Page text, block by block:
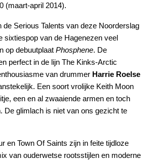
(maart-april 2014).
de Serious Talents van deze Noorderslag
sixtiespop van de Hagenezen veel
op debuutplaat Phosphene. De
perfect in de lijn The Kinks-Arctic
van drummer Harrie Roelse
Een soort vrolijke Keith Moon
een en al zwaaiende armen en toch
De glimlach is niet van ons gezicht te
en Town Of Saints zijn in feite tijdloze
van ouderwetse rootsstijlen en moderne